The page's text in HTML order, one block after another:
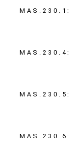
MAS.230.1
MAS.230.4
MAS.230.5
MAS.230.6